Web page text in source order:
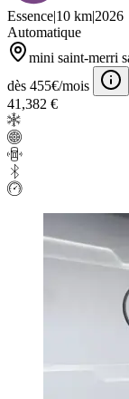
Essence|10 km|2026
Automatique
mini saint-merri
dès 455€/mois
41,382 €